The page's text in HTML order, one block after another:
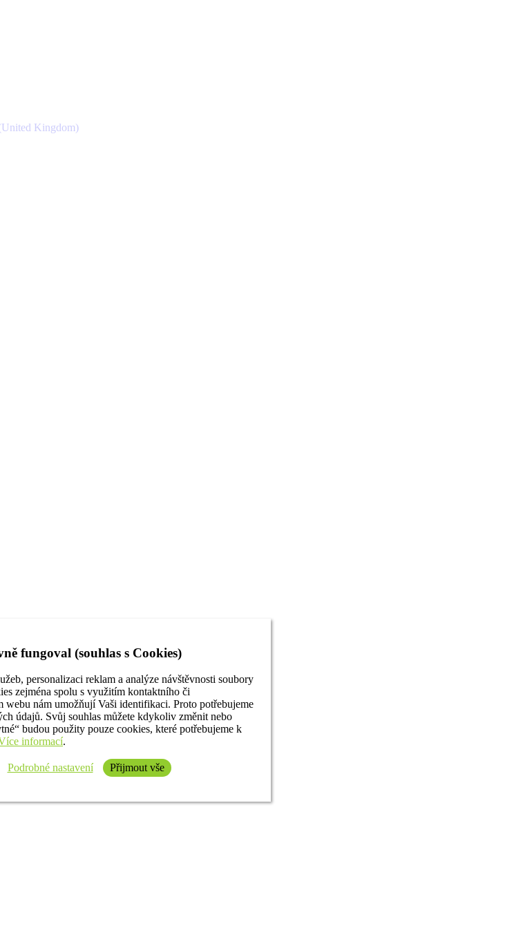
fungoval (souhlas s Cookies)
personalizaci reklam a analýze návštěvnosti soubory
zejména spolu s využitím kontaktního či
webu nám umožňují Vaši identifikaci. Proto potřebujeme
údajů. Svůj souhlas můžete kdykoliv změnit nebo
budou použity pouze cookies, které potřebujeme k
informací.
Podrobné nastavení Přijmout vše